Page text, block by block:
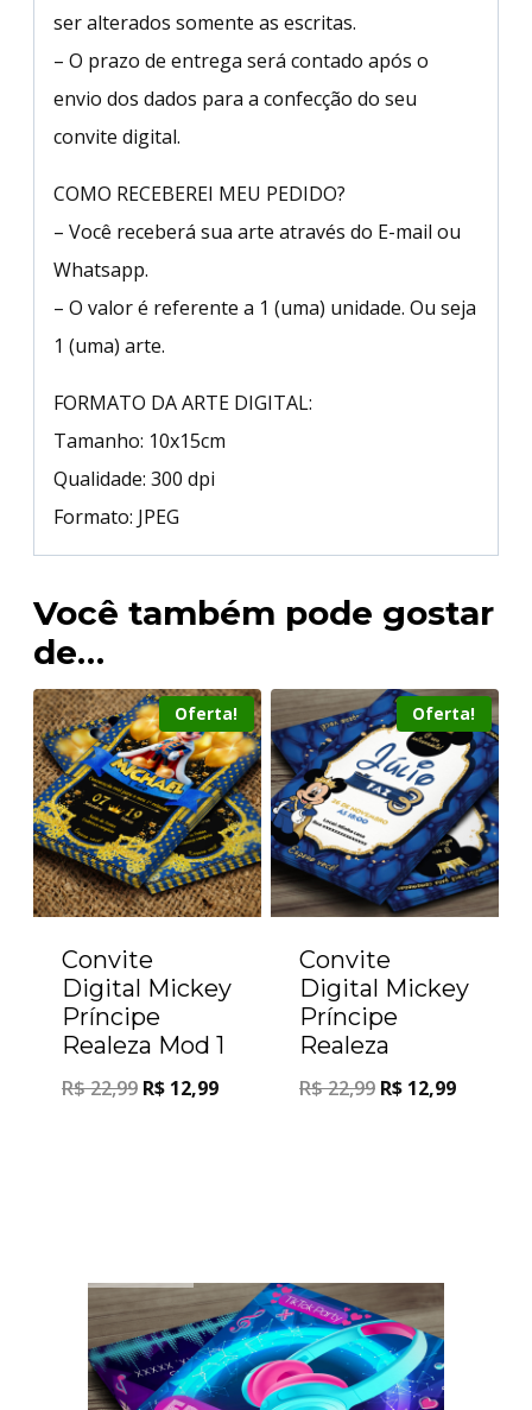
ser alterados somente as escritas.
– O prazo de entrega será contado após o
envio dos dados para a confecção do seu
convite digital.
COMO RECEBEREI MEU PEDIDO?
– Você receberá sua arte através do E-mail ou
Whatsapp.
– O valor é referente a 1 (uma) unidade. Ou seja
1 (uma) arte.
FORMATO DA ARTE DIGITAL:
Tamanho: 10x15cm
Qualidade: 300 dpi
Formato: JPEG
Você também pode gostar
de…
Oferta!
Convite
Digital Mickey
Príncipe
Realeza Mod 1
R$22,99 R$ 12,99
Oferta!
Convite
Digital Mickey
Príncipe
Realeza
R$22,99 R$ 12,99